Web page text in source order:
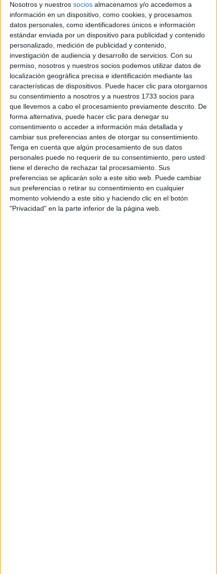
Nosotros y nuestros socios almacenamos y/o accedemos a
información en un dispositivo, como cookies, y procesamos
datos personales, como identificadores únicos e información
estándar enviada por un dispositivo para publicidad y contenido
personalizado, medición de publicidad y contenido,
investigación de audiencia y desarrollo de servicios. Con su
permiso, nosotros y nuestros socios podemos utilizar datos de
localización geográfica precisa e identificación mediante las
características de dispositivos. Puede hacer clic para otorgarnos
su consentimiento a nosotros y a nuestros 1733 socios para
que llevemos a cabo el procesamiento previamente descrito. De
forma alternativa, puede hacer clic para denegar su
consentimiento o acceder a información más detallada y
cambiar sus preferencias antes de otorgar su consentimiento.
Tenga en cuenta que algún procesamiento de sus datos
personales puede no requerir de su consentimiento, pero usted
tiene el derecho de rechazar tal procesamiento. Sus
preferencias se aplicarán solo a este sitio web. Puede cambiar
sus preferencias o retirar su consentimiento en cualquier
momento volviendo a este sitio y haciendo clic en el botón
"Privacidad" en la parte inferior de la página web.
sido determinante para acudir a Cervera:
Manuel será su copiloto, y en su palmarés
destaca un Campeonato de España de
Copilotos de Rallye de Tierra en 1987 , a la
derecha de Juan Carlos Oñoro. El objetivo de
este equipo es claro: disfrutar del R2 y de
Cervera.
El 16º Rallye Ciutat de Cervera, se disputará
durante los días 4 y 5 de septiembre y tendrá
un total de 8 especiales que conformarán casi
90 kilómetros cronometrados de recorrido
total de 158.24 kilómetros . El primer
participante saldrá del parque de asistencia el
sábado a las 09:00H y está previsto que llegue
al parque cerrado de Fin de Rallye a las 18:45
H. El viernes día 4, a las 20:00 H, se celebrará
la ceremonia protocolaria de salida con el
marco de la Universitat de Cervera como
escenario.